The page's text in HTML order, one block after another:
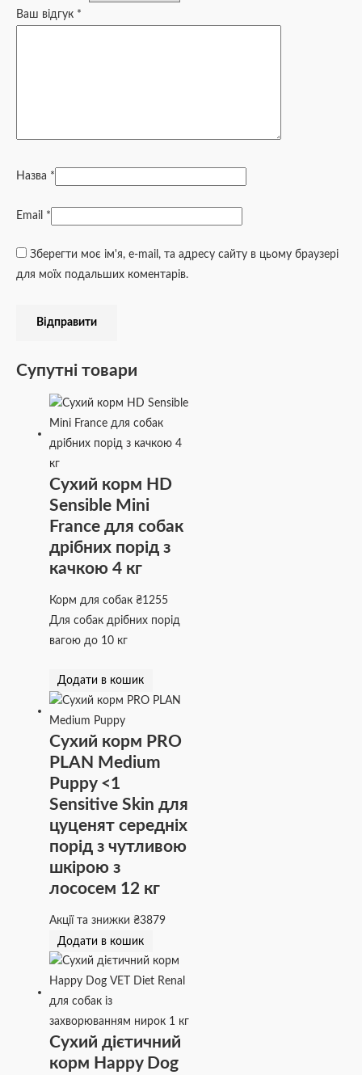
Ваш відгук *
Назва *
Email *
Зберегти моє ім'я, e-mail, та адресу сайту в цьому браузері
для моїх подальших коментарів.
Супутні товари
Сухий корм HD
Sensible Mini
France для собак
дрібних порід з
качкою 4 кг
Корм для собак₴1255
Для собак дрібних порід
вагою до 10 кг
Додати в кошик
Сухий корм PRO
PLAN Medium
Puppy <1
Sensitive Skin для
цуценят середніх
порід з чутливою
шкірою з
лососем 12 кг
Акції та знижки₴3879
Додати в кошик
Сухий дієтичний
корм Happy Dog